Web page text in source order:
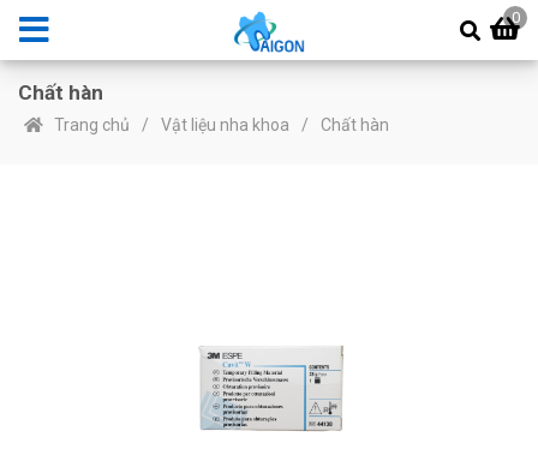
0
Chất hàn
Trang chủ Vật liệu nha khoa Chất hàn